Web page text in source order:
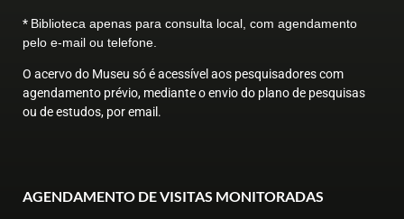
* Biblioteca apenas para consulta local, com agendamento
pelo e-mail ou telefone.
O acervo do Museu só é acessível aos pesquisadores com
agendamento prévio, mediante o envio do plano de pesquisas
ou de estudos, por email.
AGENDAMENTO DE VISITAS MONITORADAS